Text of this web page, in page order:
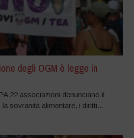
degli OGM è legge in
22 associazioni denunciano il
sovranità alimentare, i diritti...